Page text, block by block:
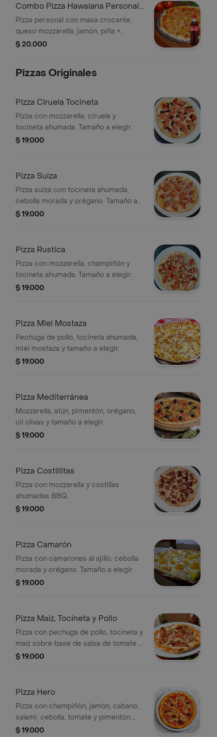
Combo Pizza Hawaiana Personal
+ Coca-Cola Original 400 Ml
Pizza personal con masa crocante,
queso mozzarella, jamón, piña +
Coca-Cola Original 400 ml.
$ 20.000
Pizzas Originales
Pizza Ciruela Tocineta
Pizza con mozzarella, ciruela y
tocineta ahumada. Tamaño a elegir.
$ 19.000
Pizza Suiza
Pizza suiza con tocineta ahumada,
cebolla morada y orégano. Tamaño a
elegir.
$ 19.000
Pizza Rustica
Pizza con mozzarella, champiñón y
tocineta ahumada. Tamaño a elegir.
$ 19.000
Pizza Miel Mostaza
Pechuga de pollo, tocineta ahumada,
miel mostaza y tamaño a elegir.
$ 19.000
Pizza Mediterránea
Mozzarella, atún, pimentón, orégano,
oil olivas y tamaño a elegir.
$ 19.000
Pizza Costillitas
Pizza con mozzarella y costillas
ahumadas BBQ.
$ 19.000
Pizza Camarón
Pizza con camarones al ajillo, cebolla
morada y orégano. Tamaño a elegir.
$ 19.000
Pizza Maíz, Tocineta y Pollo
Pizza con pechuga de pollo, tocineta y
maíz sobre base de salsa de tomate y
queso.
$ 19.000
Pizza Hero
Pizza con champiñón, jamón, cabano,
salami, cebolla, tomate y pimentón.
Tamaño a elegir.
$ 19.000